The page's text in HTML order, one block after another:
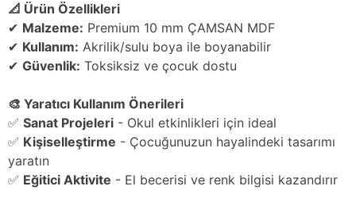
📐 Ürün Özellikleri
✔ Malzeme: Premium 10 mm ÇAMSAN MDF
✔ Kullanım: Akrilik/sulu boya ile boyanabilir
✔ Güvenlik: Toksiksiz ve çocuk dostu
🎨 Yaratıcı Kullanım Önerileri
✅ Sanat Projeleri - Okul etkinlikleri için ideal
✅ Kişiselleştirme - Çocuğunuzun hayalindeki tasarımı
yaratın
✅ Eğitici Aktivite - El becerisi ve renk bilgisi kazandırır